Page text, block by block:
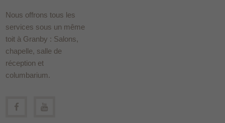
Nous offrons tous les
services sous un même
toit à Granby : Salons,
chapelle, salle de
réception et
columbarium.